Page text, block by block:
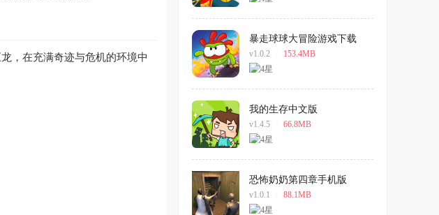
，在充满奇迹与危机的环境中
暴走球球大冒险游戏下载
v1.0.2 153.4MB
我的生存中文版
v1.4.5 66.8MB
恐怖奶奶第四章手机版
v1.0.1 88.1MB